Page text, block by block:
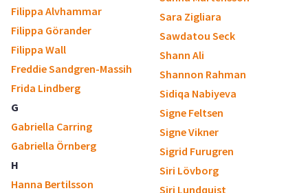
Filippa Alvhammar
Filippa Görander
Filippa Wall
Freddie Sandgren-Massih
Frida Lindberg
G
Gabriella Carring
Gabriella Örnberg
H
Hanna Bertilsson
Sara Zigliara
Sawdatou Seck
Shann Ali
Shannon Rahman
Sidiqa Nabiyeva
Signe Feltsen
Signe Vikner
Sigrid Furugren
Siri Lövborg
Siri Lundquist